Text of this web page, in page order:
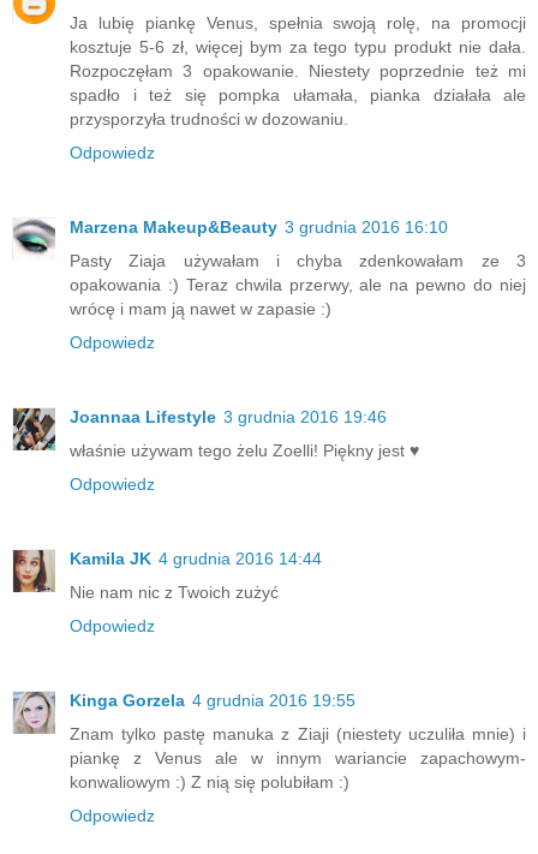
Ja lubię piankę Venus, spełnia swoją rolę, na promocji
kosztuje 5-6 zł, więcej bym za tego typu produkt nie dała.
Rozpoczęłam 3 opakowanie. Niestety poprzednie też mi
spadło i też się pompka ułamała, pianka działała ale
przysporzyła trudności w dozowaniu.
Odpowiedz
Marzena Makeup&Beauty 3 grudnia 2016 16:10
Pasty Ziaja używałam i chyba zdenkowałam ze 3
opakowania :) Teraz chwila przerwy, ale na pewno do niej
wrócę i mam ją nawet w zapasie :)
Odpowiedz
Joannaa Lifestyle 3 grudnia 2016 19:46
właśnie używam tego żelu Zoelli! Piękny jest ♥
Odpowiedz
Kamila JK 4 grudnia 2016 14:44
Nie nam nic z Twoich zużyć
Odpowiedz
Kinga Gorzela 4 grudnia 2016 19:55
Znam tylko pastę manuka z Ziaji (niestety uczuliła mnie) i
piankę z Venus ale w innym wariancie zapachowym-
konwaliowym :) Z nią się polubiłam :)
Odpowiedz